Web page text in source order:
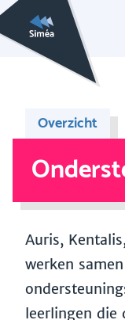
Overzicht
Auris,
werken
leerlingen die